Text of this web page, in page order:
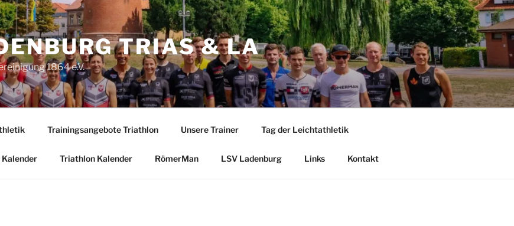
TRIAS & LA
1864 e.V.
Trainingsangebote Triathlon Unsere Trainer Tag der Leichtathletik
Triathlon Kalender RömerMan LSV Ladenburg Links Kontakt